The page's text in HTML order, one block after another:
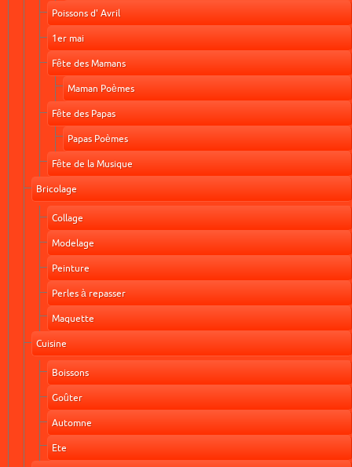
Poissons d' Avril
1er mai
Fête des Mamans
Maman Poèmes
Fête des Papas
Papas Poèmes
Fête de la Musique
Bricolage
Collage
Modelage
Peinture
Perles à repasser
Maquette
Cuisine
Boissons
Goûter
Automne
Ete